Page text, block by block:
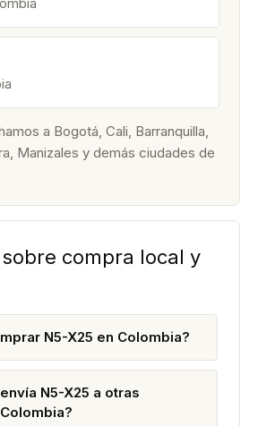
a Bogotá, Cali, Barranquilla,
Manizales y demás ciudades de
compra local y
N5-X25 en Colombia?
N5-X25 a otras